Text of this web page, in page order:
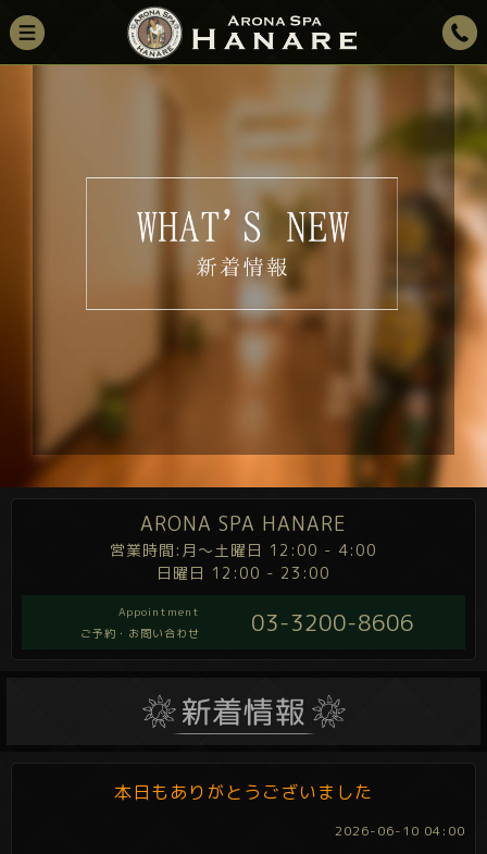
ARONA SPA HANARE
営業時間:月～土曜日 12:00 - 4:00
日曜日 12:00 - 23:00
Appointment
ご予約・お問い合わせ
03-3200-8606
本日もありがとうございました
2026-06-10 04:00